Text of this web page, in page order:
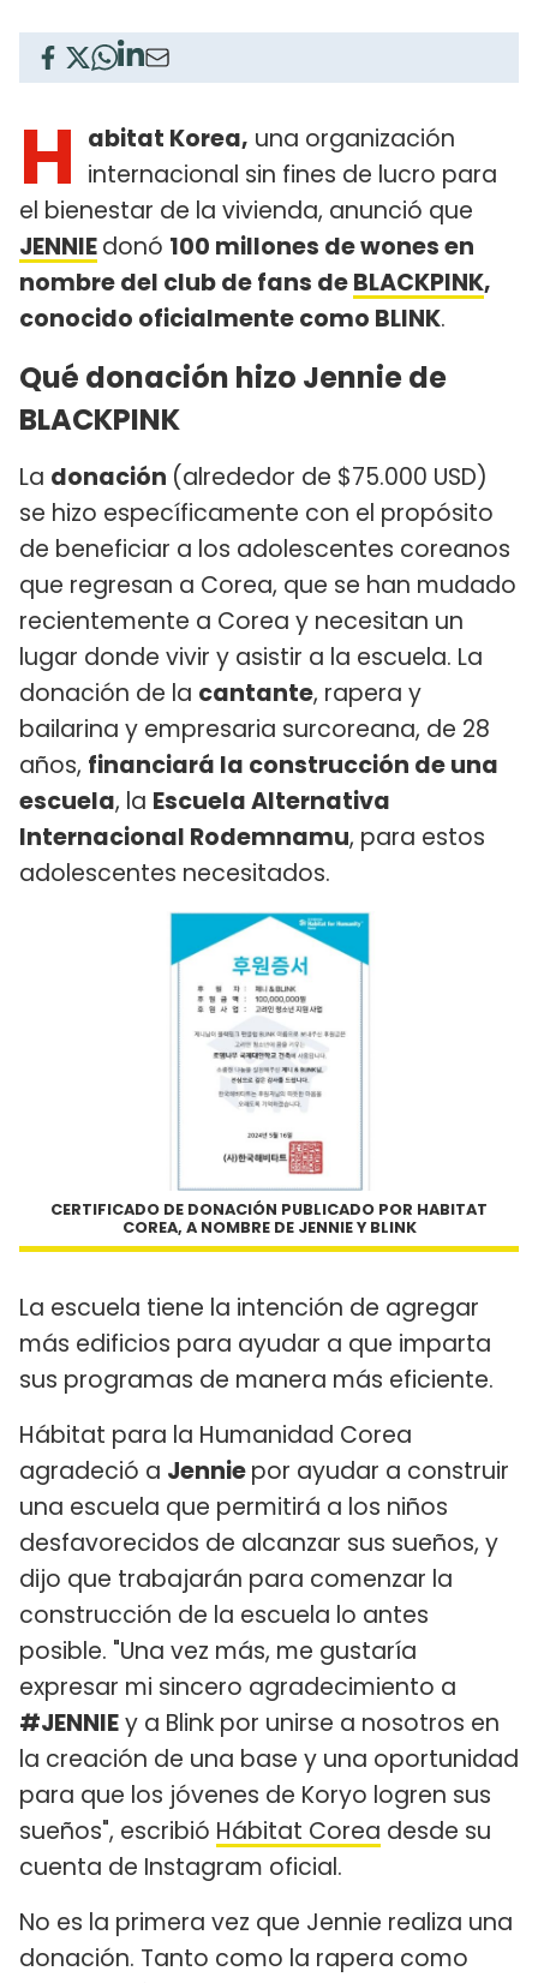
H abitat Korea, una organización
internacional sin fines de lucro para
el bienestar de la vivienda, anunció que
JENNIEdonó 100 millones de wones en
nombre del club de fans deBLACKPINK,
conocido oficialmente como BLINK.
Qué donación hizo Jennie de
BLACKPINK
La donación (alrededor de $75.000 USD)
se hizo específicamente con el propósito
de beneficiar a los adolescentes coreanos
que regresan a Corea, que se han mudado
recientemente a Corea y necesitan un
lugar donde vivir y asistir a la escuela. La
donación de la cantante, rapera y
bailarina y empresaria surcoreana, de 28
años, financiará la construcción de una
escuela, la Escuela Alternativa
Internacional Rodemnamu, para estos
adolescentes necesitados.
CERTIFICADO DE DONACIÓN PUBLICADO POR HABITAT
COREA, A NOMBRE DE JENNIE Y BLINK
La escuela tiene la intención de agregar
más edificios para ayudar a que imparta
sus programas de manera más eficiente.
Hábitat para la Humanidad Corea
agradeció a Jenniepor ayudar a construir
una escuela que permitirá a los niños
desfavorecidos de alcanzar sus sueños, y
dijo que trabajarán para comenzar la
construcción de la escuela lo antes
posible. "Una vez más, me gustaría
expresar mi sincero agradecimiento a
#JENNIEy a Blink por unirse a nosotros en
la creación de una base y una oportunidad
para que los jóvenes de Koryo logren sus
sueños", escribió Hábitat Corea desde su
cuenta de Instagram oficial.
No es la primera vez que Jennie realiza una
donación. Tanto como la rapera como